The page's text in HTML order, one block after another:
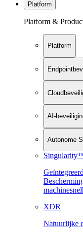
Platform
Platform &
Platform
AI-
Autonome
XDR
Natuurlijke